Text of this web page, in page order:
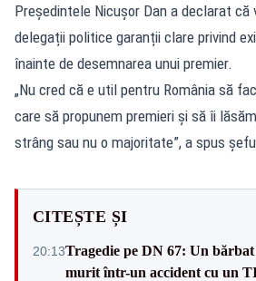
Președintele Nicușor Dan a declarat că
delegații politice garanții clare privind
înainte de desemnarea unui premier.
„Nu cred că e util pentru România să
care să propunem premieri şi să îi
strâng sau nu o majoritate”, a spus
CITEȘTE ȘI
20:13Tragedie pe DN 67: Un bărbat
murit într-un accident cu un